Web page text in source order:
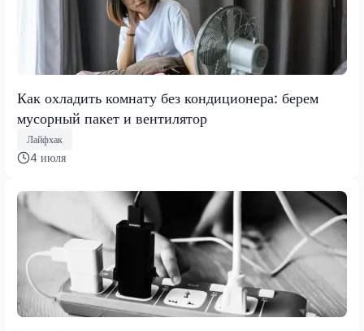
Как охладить комнату без кондиционера: берем
мусорный пакет и вентилятор
Лайфхак
4 июля